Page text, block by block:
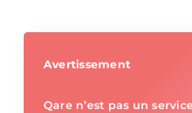
Avertissement
Qare n’est pas un